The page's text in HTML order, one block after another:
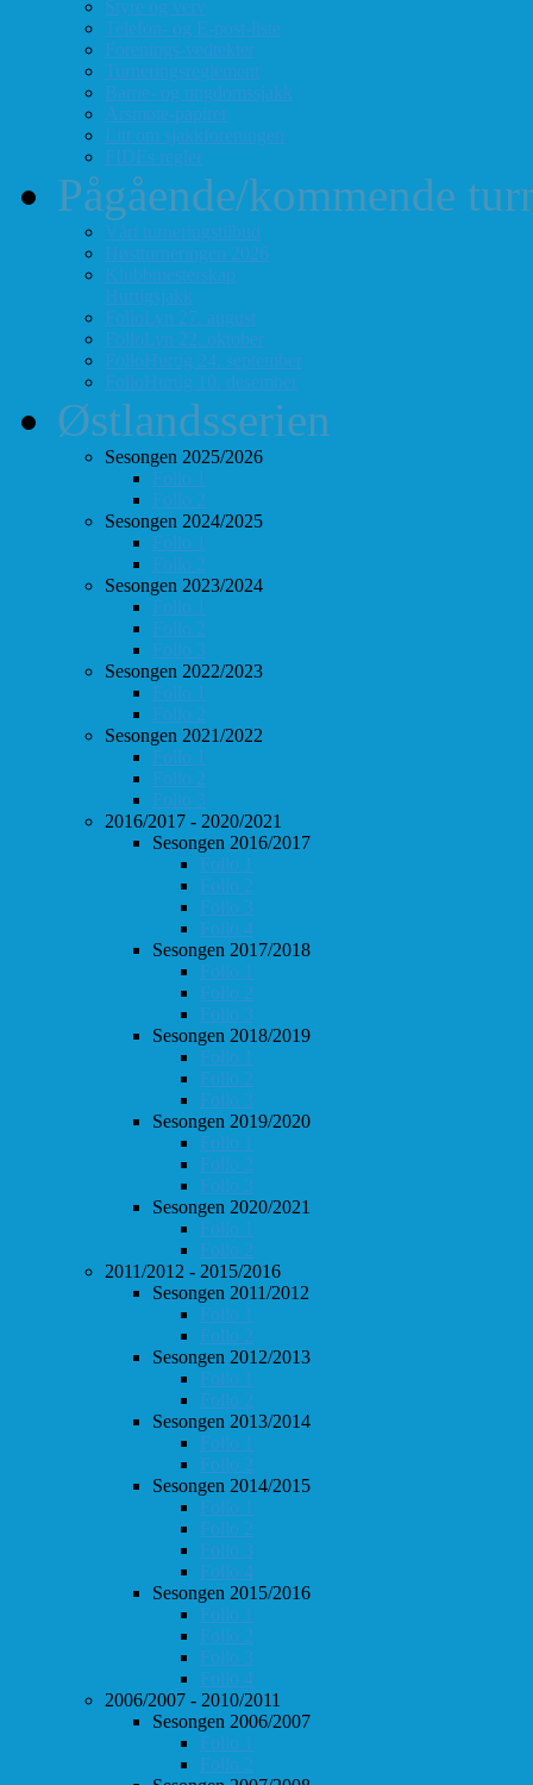
Styre og verv
Telefon- og E-post-liste
Forenings-vedtekter
Turneringsreglement
Barne- og ungdomssjakk
Årsmøte-papirer
Litt om sjakkforeningen
FIDEs regler
Pågående/kommende
Vårt turneringstilbud
Høstturneringen 2026
Klubbmesterskap
Hurtigsjakk
FolloLyn 27. august
FolloLyn 22. oktober
FolloHurtig 24. september
FolloHurtig 10. desember
Østlandsserien
Sesongen 2025/2026
Follo 1
Follo 2
Sesongen 2024/2025
Follo 1
Follo 2
Sesongen 2023/2024
Follo 1
Follo 2
Follo 3
Sesongen 2022/2023
Follo 1
Follo 2
Sesongen 2021/2022
Follo 1
Follo 2
Follo 3
2016/2017 - 2020/2021
Sesongen 2016/2017
Follo 1
Follo 2
Follo 3
Follo 4
Sesongen 2017/2018
Follo 1
Follo 2
Follo 3
Sesongen 2018/2019
Follo 1
Follo 2
Follo 3
Sesongen 2019/2020
Follo 1
Follo 2
Follo 3
Sesongen 2020/2021
Follo 1
Follo 2
2011/2012 - 2015/2016
Sesongen 2011/2012
Follo 1
Follo 2
Sesongen 2012/2013
Follo 1
Follo 2
Sesongen 2013/2014
Follo 1
Follo 2
Sesongen 2014/2015
Follo 1
Follo 2
Follo 3
Follo 4
Sesongen 2015/2016
Follo 1
Follo 2
Follo 3
Follo 4
2006/2007 - 2010/2011
Sesongen 2006/2007
Follo 1
Follo 2